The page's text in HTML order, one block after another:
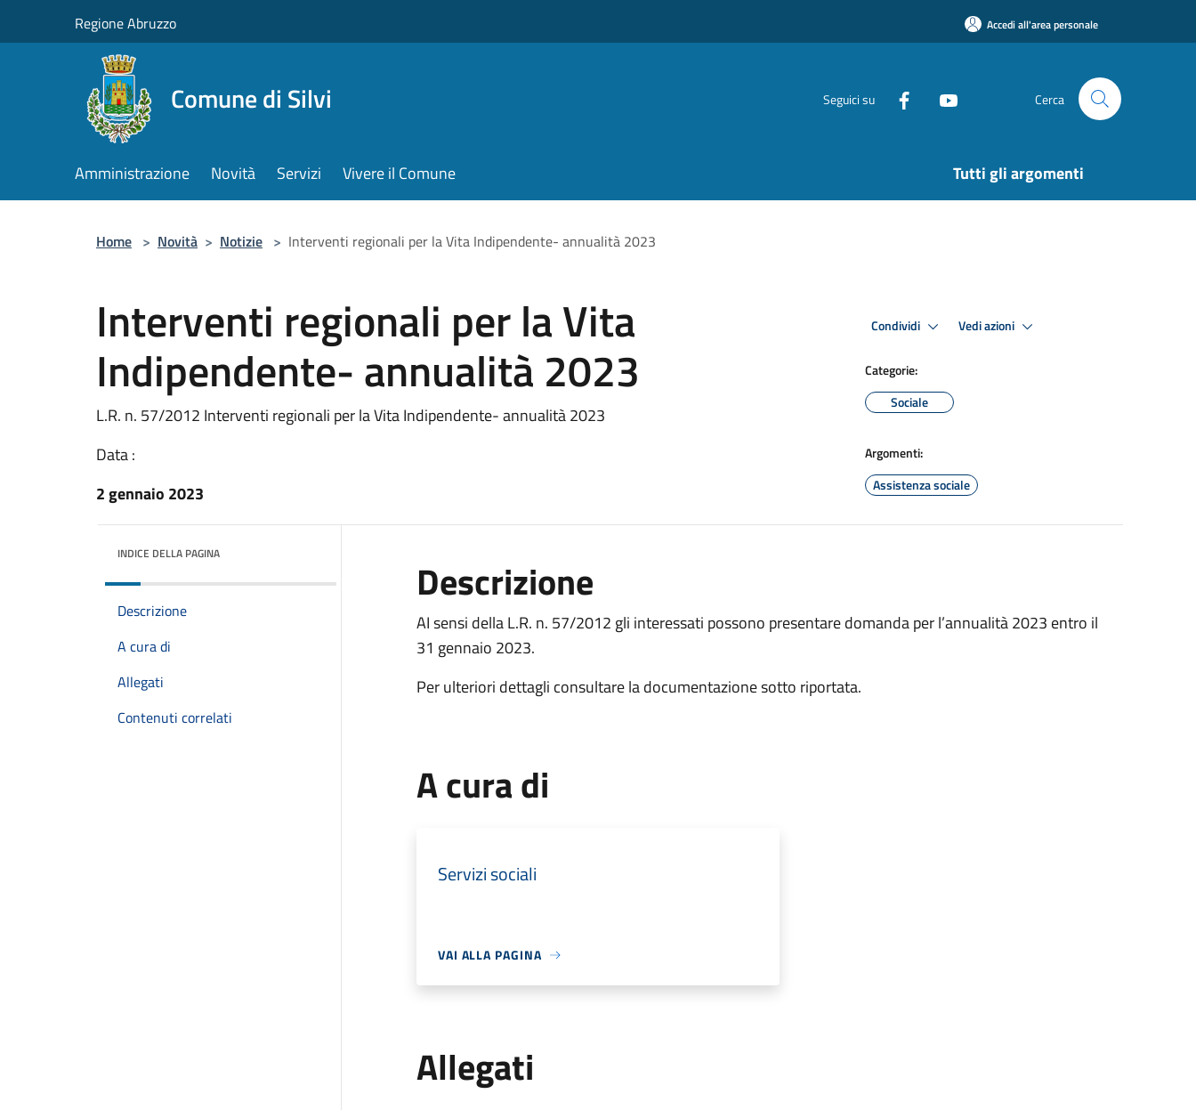
Regione Abruzzo Accedi all'area personale
Comune di Silvi Seguici su Cerca
Amministrazione Novità Servizi Vivere il Comune Tutti gli argomenti
Home > Novità > Notizie > Interventi regionali per la Vita Indipendente- annualità 2023
Interventi regionali per la Vita
Indipendente- annualità 2023
L.R. n. 57/2012 Interventi regionali per la Vita Indipendente- annualità 2023
Data :
2 gennaio 2023
Condividi Vedi azioni
Categorie:
Sociale
Argomenti:
Assistenza sociale
INDICE DELLA PAGINA
Descrizione
A cura di
Allegati
Contenuti correlati
Descrizione
AI sensi della L.R. n. 57/2012 gli interessati possono presentare domanda per l’annualità 2023 entro il
31 gennaio 2023.
Per ulteriori dettagli consultare la documentazione sotto riportata.
A cura di
Servizi sociali
VAI ALLA PAGINA
Allegati